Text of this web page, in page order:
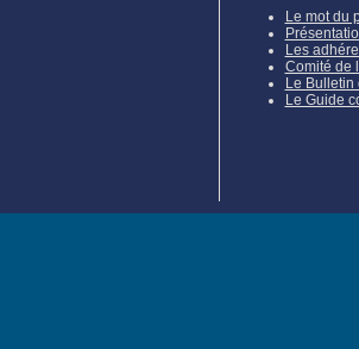
Le mot du
Les
Comité de
Le Bulletin
Le Guide